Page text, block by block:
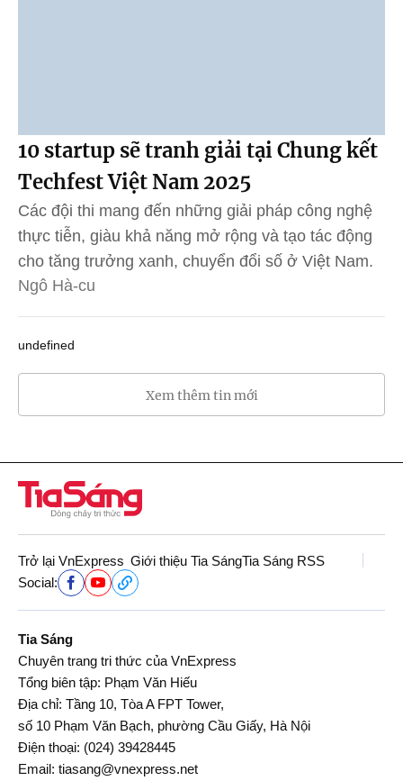
10 startup sẽ tranh giải tại Chung kết
Techfest Việt Nam 2025
Các đội thi mang đến những giải pháp công nghệ
thực tiễn, giàu khả năng mở rộng và tạo tác động
cho tăng trưởng xanh, chuyển đổi số ở Việt Nam.
Ngô Hà-cu
undefined
Xem thêm tin mới
Trở lại VnExpress Giới thiệu Tia SángTia Sáng RSS
Social:
Tia Sáng
Chuyên trang tri thức của VnExpress
Tổng biên tập: Phạm Văn Hiếu
Địa chỉ: Tầng 10, Tòa A FPT Tower,
số 10 Phạm Văn Bạch, phường Cầu Giấy, Hà Nội
Điện thoại: (024) 39428445
Email: tiasang@vnexpress.net